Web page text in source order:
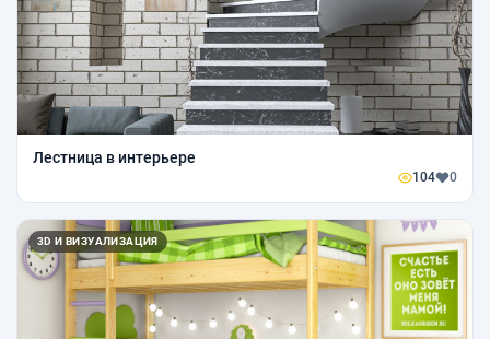
Лестница в интерьере
104 0
3D И ВИЗУАЛИЗАЦИЯ